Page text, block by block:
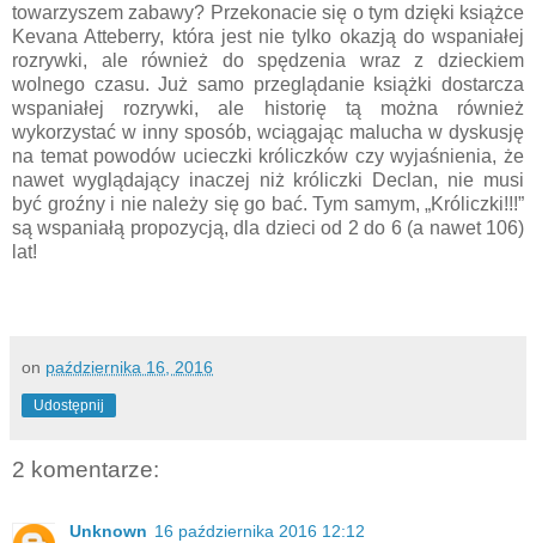
towarzyszem zabawy? Przekonacie się o tym dzięki książce
Kevana Atteberry, która jest nie tylko okazją do wspaniałej
rozrywki, ale również do spędzenia wraz z dzieckiem
wolnego czasu. Już samo przeglądanie książki dostarcza
wspaniałej rozrywki, ale historię tą można również
wykorzystać w inny sposób, wciągając malucha w dyskusję
na temat powodów ucieczki króliczków czy wyjaśnienia, że
nawet wyglądający inaczej niż króliczki Declan, nie musi
być groźny i nie należy się go bać. Tym samym, „Króliczki!!!”
są wspaniałą propozycją, dla dzieci od 2 do 6 (a nawet 106)
lat!
on października 16, 2016
Udostępnij
2 komentarze:
Unknown 16 października 2016 12:12